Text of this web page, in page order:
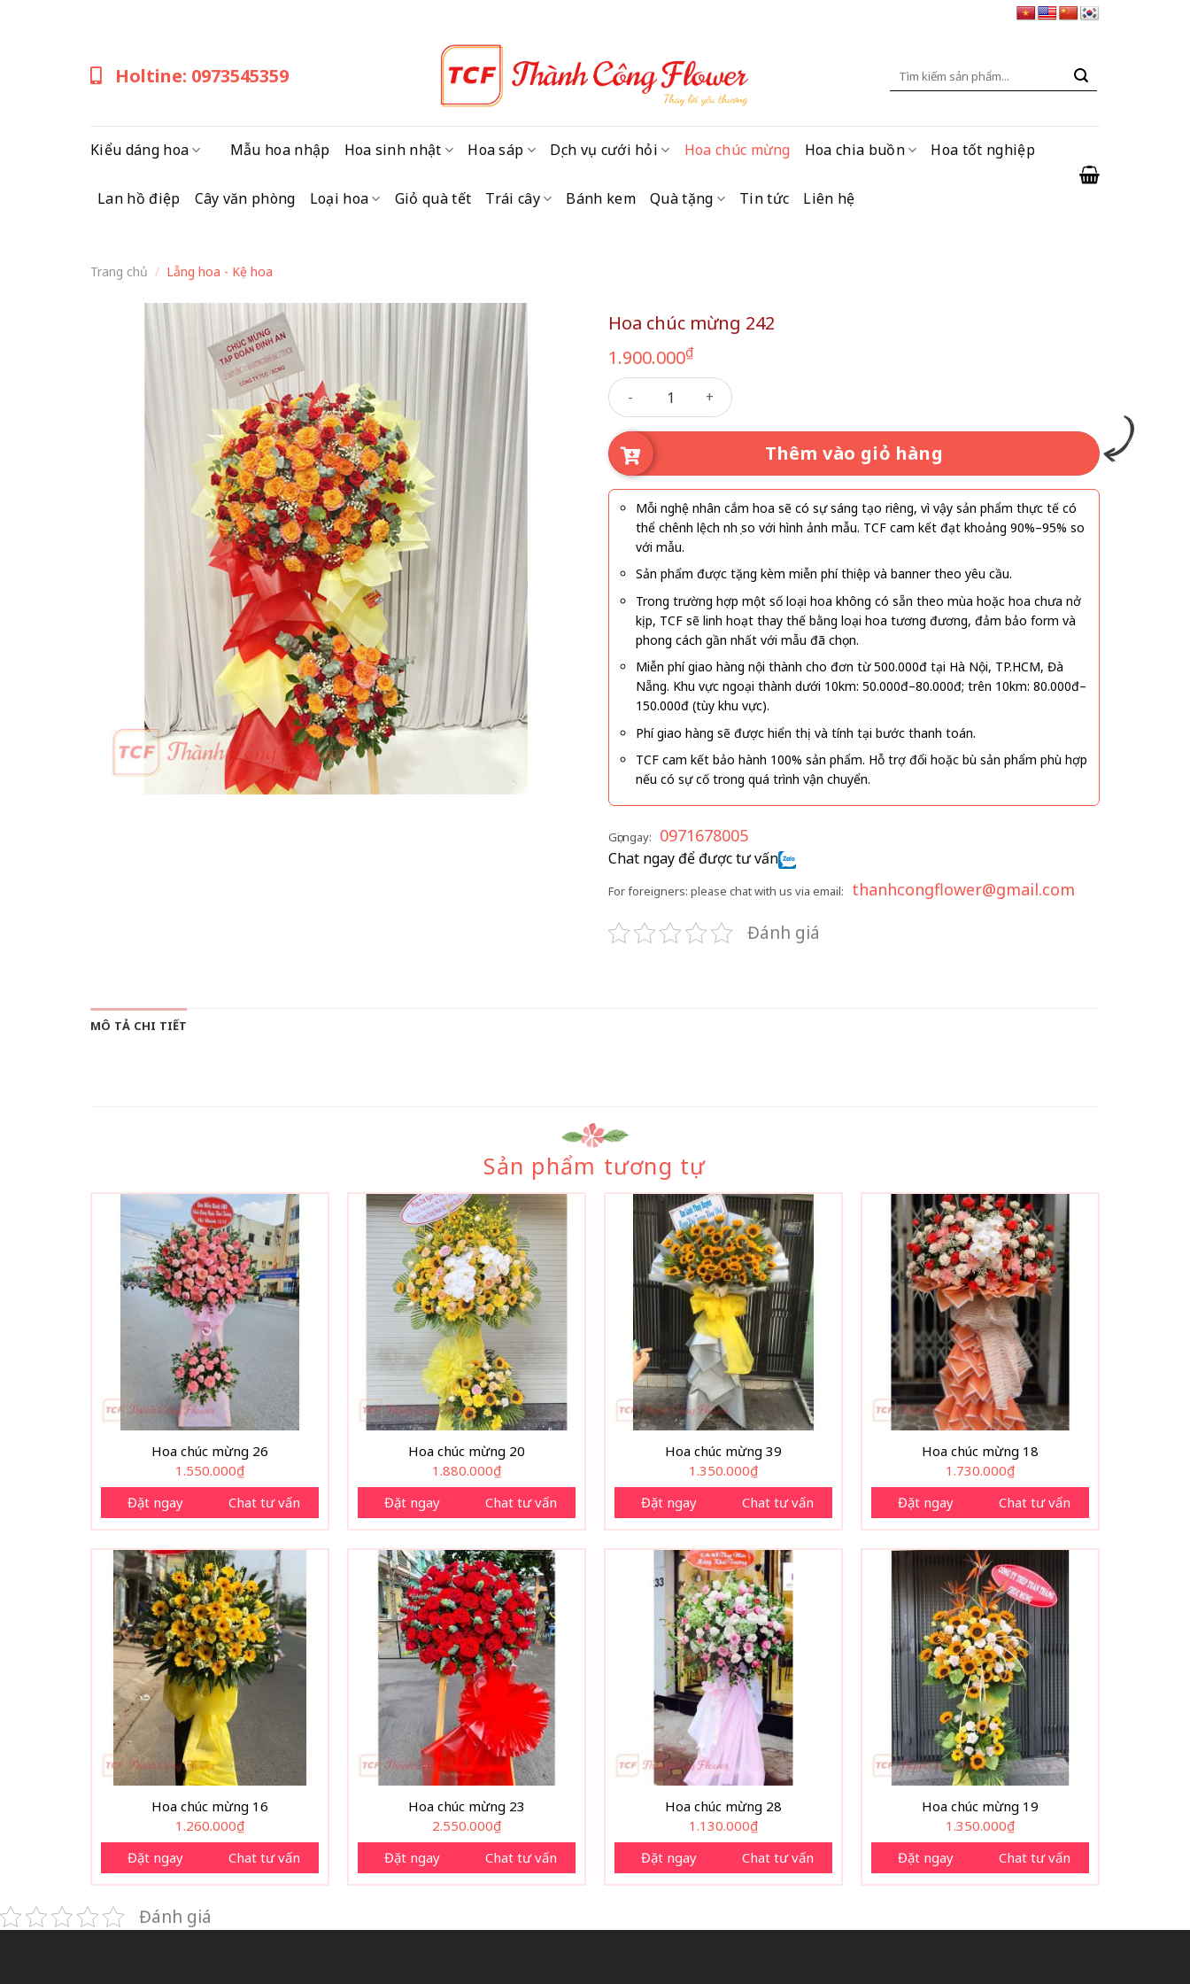
Holtine: 0973545359
Tìm
Kiểu dáng hoa Mẫu hoa nhập Hoa sinh nhật Hoa sáp Dịch vụ cưới hỏi Hoa chúc mừng Hoa chia buồn Hoa tốt nghiệp
Lan hồ điệp Cây văn phòng Loại hoa Giỏ quà tết Trái cây Bánh kem Quà tặng Tin tức Liên hệ
Trang chủ / Lẵng hoa - Kệ hoa
Hoa chúc mừng 242
1.900.000₫
Hoa chúc mừng 242 số lượng
Thêm vào giỏ hàng
Mỗi nghệ nhân cắm hoa sẽ có sự sáng tạo riêng, vì vậy sản phẩm thực tế có
thể chênh lệch nhẹ so với hình ảnh mẫu. TCF cam kết đạt khoảng 90%–95% so
với mẫu.
Sản phẩm được tặng kèm miễn phí thiệp và banner theo yêu cầu.
Trong trường hợp một số loại hoa không có sẵn theo mùa hoặc hoa chưa nở
kịp, TCF sẽ linh hoạt thay thế bằng loại hoa tương đương, đảm bảo form và
phong cách gần nhất với mẫu đã chọn.
Miễn phí giao hàng nội thành cho đơn từ 500.000đ tại Hà Nội, TP.HCM, Đà
Nẵng. Khu vực ngoại thành dưới 10km: 50.000đ–80.000đ; trên 10km: 80.000đ–
150.000đ (tùy khu vực).
Phí giao hàng sẽ được hiển thị và tính tại bước thanh toán.
TCF cam kết bảo hành 100% sản phẩm. Hỗ trợ đổi hoặc bù sản phẩm phù hợp
nếu có sự cố trong quá trình vận chuyển.
Gọi ngay: 0971678005
Chat ngay để được tư vấn
For foreigners: please chat with us via email: thanhcongflower@gmail.com
Đánh giá
MÔ TẢ CHI TIẾT
Sản phẩm tương tự
Hoa chúc mừng 26
1.550.000₫
Đặt ngay
Chat tư vấn
Hoa chúc mừng 20
1.880.000₫
Đặt ngay
Chat tư vấn
Hoa chúc mừng 39
1.350.000₫
Đặt ngay
Chat tư vấn
Hoa chúc mừng 18
1.730.000₫
Đặt ngay
Chat tư vấn
Hoa chúc mừng 16
1.260.000₫
Đặt ngay
Chat tư vấn
Hoa chúc mừng 23
2.550.000₫
Đặt ngay
Chat tư vấn
Hoa chúc mừng 28
1.130.000₫
Đặt ngay
Chat tư vấn
Hoa chúc mừng 19
1.350.000₫
Đặt ngay
Chat tư vấn
Đánh giá